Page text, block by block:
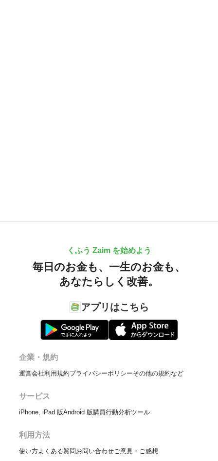
くふう Zaim を始めよう
毎日のお金も、 一生のお金も、
あなたらしく改善。
アプリはこちら
企業・規約
運営会社利用規約プライバシーポリシーその他の規約など
サービス
iPhone, iPad 版Android 版購買行動分析ツール
利用方法
使い方よくある質問お問い合わせ ご意見・ご感想